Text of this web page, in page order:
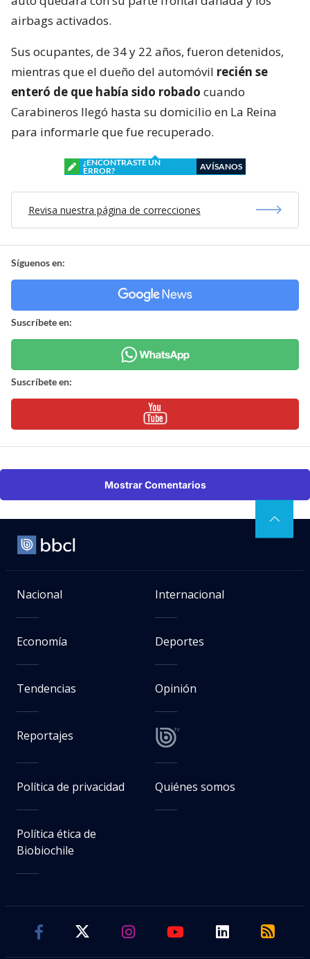
airbags activados.
Sus ocupantes, de 34 y 22 años, fueron detenidos,
mientras que el dueño del automóvil recién se
enteró de que había sido robado cuando
Carabineros llegó hasta su domicilio en La Reina
para informarle que fue recuperado.
¿ENCONTRASTE UN
ERROR?
AVÍSANOS
Revisa nuestra página de correcciones
Síguenos en:
Suscríbete en:
Suscríbete en:
Mostrar Comentarios
Nacional Internacional
Economía Deportes
Tendencias Opinión
Reportajes
Política de privacidad Quiénes somos
Política ética de
Biobiochile